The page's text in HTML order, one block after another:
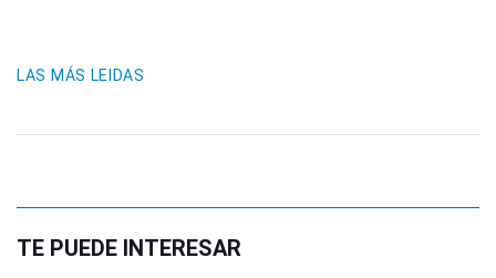
LAS MÁS LEIDAS
TE PUEDE INTERESAR